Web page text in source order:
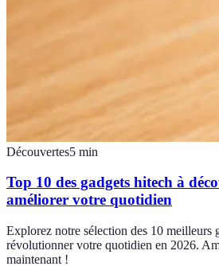
Découvertes5 min
Top 10 des gadgets hitech à
améliorer votre quotidien
Explorez notre sélection des 10 meilleurs
révolutionner votre quotidien en 2026.
maintenant !